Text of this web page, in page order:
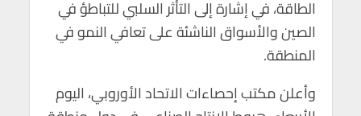
o
o
k
A
p
p
n
m
الطاقة، في إشارة إلى التأثر السلبي للتباطؤ في
الصين والأسواق الناشئة على تعافي النمو في
المنطقة.
وأعلن مكتب إحصاءات الاتحاد الأوروبي، اليوم